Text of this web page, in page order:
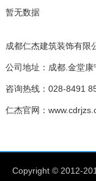
暂无数据
成都仁杰建筑装饰有限
公司地址：成都.金堂
咨询热线： 028-8491
仁杰官网：
Copyright © 2012-